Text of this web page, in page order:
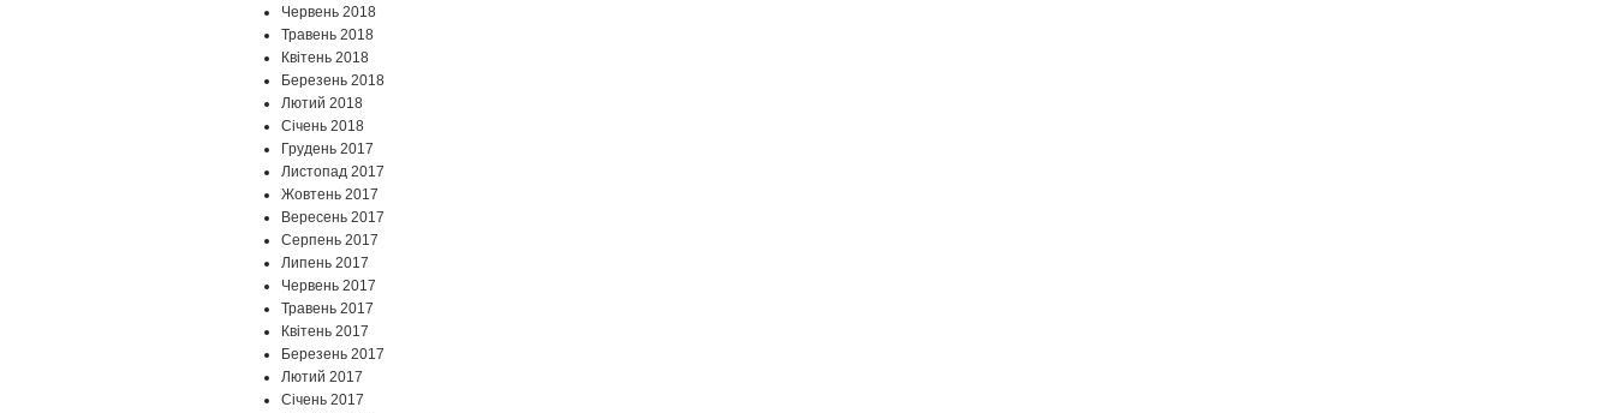
Червень 2018
Травень 2018
Квітень 2018
Березень 2018
Лютий 2018
Січень 2018
Грудень 2017
Листопад 2017
Жовтень 2017
Вересень 2017
Серпень 2017
Липень 2017
Червень 2017
Травень 2017
Квітень 2017
Березень 2017
Лютий 2017
Січень 2017